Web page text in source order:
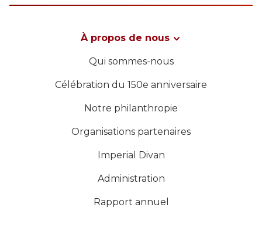
À propos de nous
Qui sommes-nous
Célébration du 150e anniversaire
Notre philanthropie
Organisations partenaires
Imperial Divan
Administration
Rapport annuel